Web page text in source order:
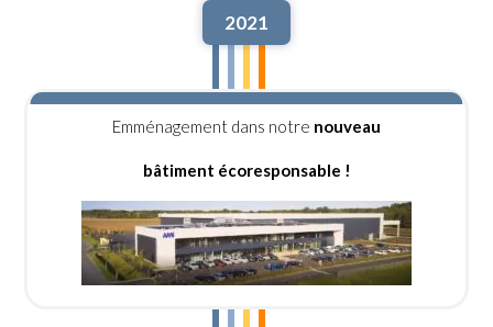
2021
Emménagement dans notre nouveau
bâtiment écoresponsable !